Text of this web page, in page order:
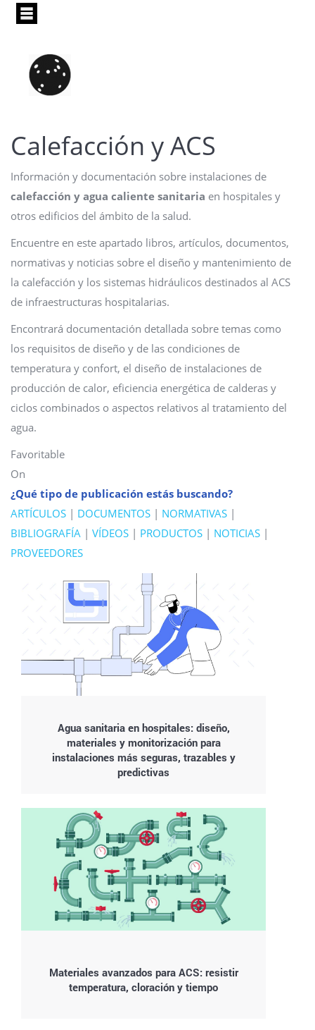
Pasar
principal
Calefacción y ACS
Información y documentación sobre instalaciones de
calefacción y agua caliente sanitaria en hospitales y
otros edificios del ámbito de la salud.
Encuentre en este apartado libros, artículos, documentos,
normativas y noticias sobre el diseño y mantenimiento de
la calefacción y los sistemas hidráulicos destinados al ACS
de infraestructuras hospitalarias.
Encontrará documentación detallada sobre temas como
los requisitos de diseño y de las condiciones de
temperatura y confort, el diseño de instalaciones de
producción de calor, eficiencia energética de calderas y
ciclos combinados o aspectos relativos al tratamiento del
agua.
Favoritable
On
¿Qué tipo de publicación estás buscando?
ARTÍCULOS | DOCUMENTOS | NORMATIVAS |
BIBLIOGRAFÍA | VÍDEOS | PRODUCTOS | NOTICIAS |
PROVEEDORES
Agua sanitaria en hospitales: diseño,
materiales y monitorización para
instalaciones más seguras, trazables y
predictivas
Materiales avanzados para ACS: resistir
temperatura, cloración y tiempo